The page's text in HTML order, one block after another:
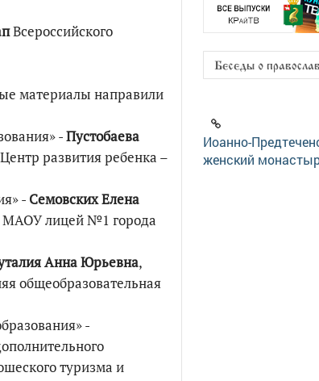
Всероссийского
материалы направили
-Пустобаева
развития ребенка –
- Семовских Елена
МАОУ лицей №1 города
Анна Юрьевна,
общеобразовательная
-
туризма и
Иоанно-
женский